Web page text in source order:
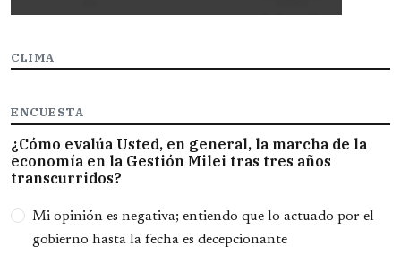
CLIMA
ENCUESTA
¿Cómo evalúa Usted, en general, la marcha de la
economía en la Gestión Milei tras tres años
transcurridos?
Opciones
Mi opinión es negativa; entiendo que lo actuado por el
gobierno hasta la fecha es decepcionante